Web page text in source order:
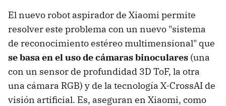
El nuevo robot aspirador de Xiaomi permite
resolver este problema con un nuevo "sistema
de reconocimiento estéreo multimensional" que
se basa en el uso de cámaras binoculares (una
con un sensor de profundidad 3D ToF, la otra
una cámara RGB) y de la tecnología X-CrossAI de
visión artificial. Es, aseguran en Xiaomi, como